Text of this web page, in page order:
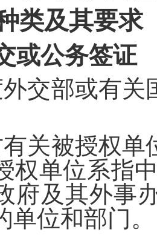
类及其要求
或公务签证
交部或有
关被授权
权单位系指
府及其外事
位和部门。